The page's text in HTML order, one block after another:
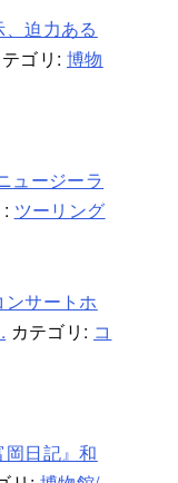
迫力ある
ゴリ: 博物
ュージーラ
ツーリング
ンサートホ
カテゴリ: コ
日記』和